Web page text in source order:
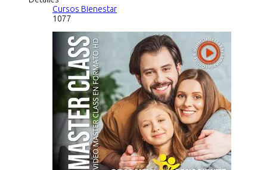
Cursos Bienestar
1077